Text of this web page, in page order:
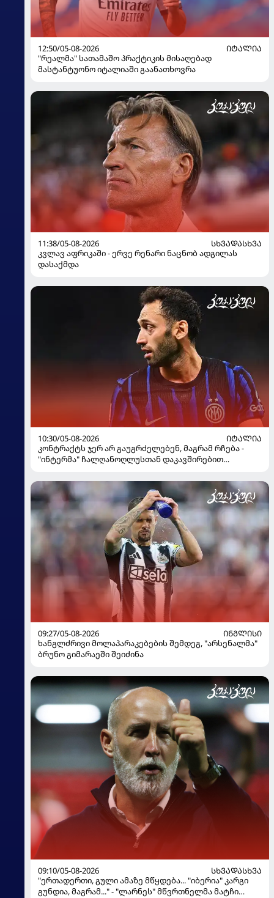
12:50/05-08-2026
ᲘᲢᲐᲚᲘᲐ
"რეალმა" სათამაშო პრაქტიკის მისაღებად
მასტანტუონო იტალიაში გაანათხოვრა
11:38/05-08-2026
ᲡᲮᲕᲐᲓᲐᲡᲮᲕᲐ
კვლავ აფრიკაში - ერვე რენარი ნაცნობ ადგილას
დასაქმდა
10:30/05-08-2026
ᲘᲢᲐᲚᲘᲐ
კონტრაქტს ჯერ არ გაუგრძელებენ, მაგრამ რჩება -
"ინტერმა" ჩალღანოღლუსთან დაკავშირებით
09:27/05-08-2026
ᲘᲜᲒᲚᲘᲡᲘ
ხანგლძრივი მოლაპარაკებების შემდეგ, "არსენალმა"
ბრუნო გიმარაეში შეიძინა
09:10/05-08-2026
ᲡᲮᲕᲐᲓᲐᲡᲮᲕᲐ
"ერთადერთი, გული ამაზე მწყდება... "იბერია" კარგი
გუნდია, მაგრამ..." - "ლარნეს" მწვრთნელმა მატჩი